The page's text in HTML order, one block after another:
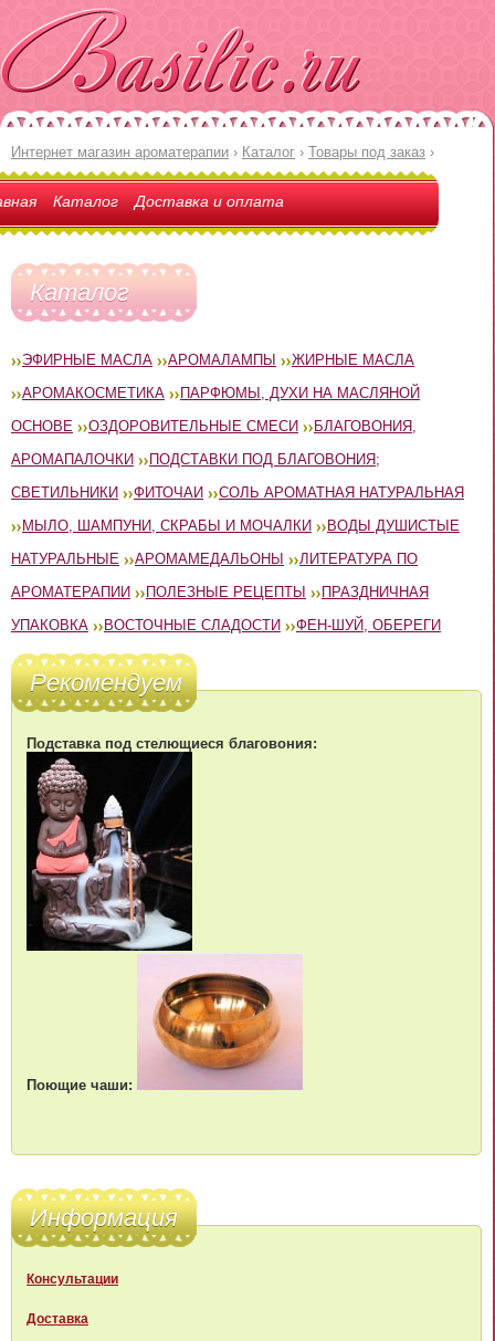
Интернет магазин ароматерапии › Каталог › Товары под заказ ›
Каталог Доставка и оплата
Каталог
ЭФИРНЫЕ МАСЛА АРОМАЛАМПЫ
ЖИРНЫЕ МАСЛА
АРОМАКОСМЕТИКА
ПАРФЮМЫ, ДУХИ НА МАСЛЯНОЙ
ОСНОВЕ
ОЗДОРОВИТЕЛЬНЫЕ СМЕСИ
БЛАГОВОНИЯ,
АРОМАПАЛОЧКИ
ПОДСТАВКИ ПОД БЛАГОВОНИЯ;
СВЕТИЛЬНИКИ
ФИТОЧАИ
СОЛЬ АРОМАТНАЯ НАТУРАЛЬНАЯ
МЫЛО, ШАМПУНИ, СКРАБЫ И МОЧАЛКИ
ВОДЫ ДУШИСТЫЕ
НАТУРАЛЬНЫЕ
АРОМАМЕДАЛЬОНЫ
ЛИТЕРАТУРА ПО
АРОМАТЕРАПИИ
ПОЛЕЗНЫЕ РЕЦЕПТЫ
ПРАЗДНИЧНАЯ
УПАКОВКА
ВОСТОЧНЫЕ СЛАДОСТИ ФЕН-ШУЙ, ОБЕРЕГИ
Рекомендуем
Подставка под стелющиеся благовония:
Поющие чаши:
Информация
Консультации
Доставка